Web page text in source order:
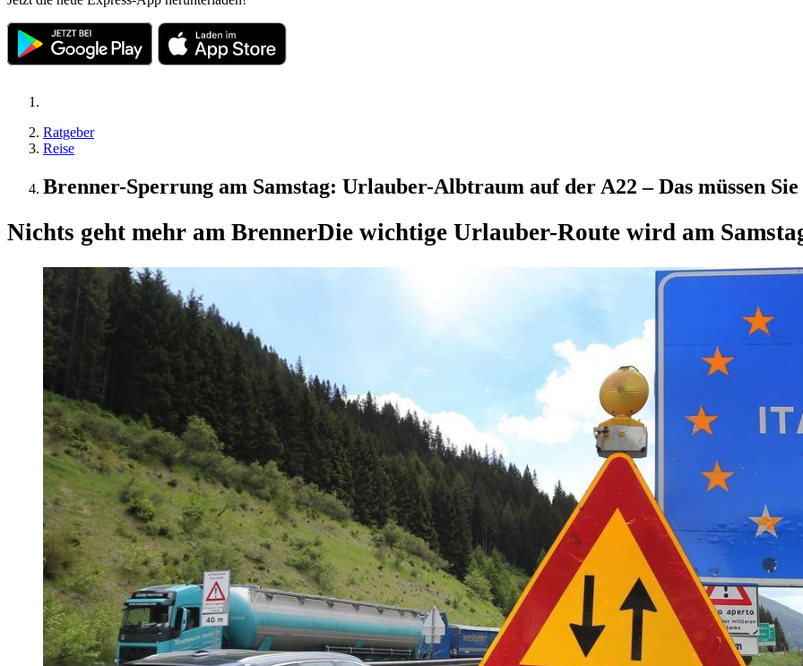
Ratgeber
Reise
Brenner-Sperrung am Samstag: Urlauber-Albtraum auf der A22 – Das müssen
Nichts geht mehr am BrennerDie wichtige Urlauber-Route wird am